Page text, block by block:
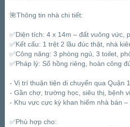
🌺Thông tin nhà chi tiết:
✅Diện tích: 4 x 14m – đất vuông vức,
✅Kết cấu: 1 trệt 2 lầu đúc thật, nhà
✅Công năng: 3 phòng ngủ, 3 toilet,
✅Pháp lý: Sổ hồng riêng, hoàn công
- Vị trí thuận tiện di chuyển qua Quận
- Gần chợ, trường học, siêu thị, bệnh
- Khu vực cực kỳ khan hiếm nhà bán
✅Phù hợp cho: